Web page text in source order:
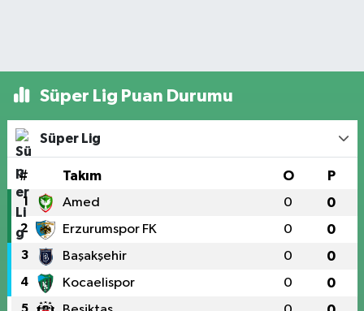
Süper Lig Puan Durumu
Süper Lig
# Takım O P
1 Amed 0 0
2 Erzurumspor FK 0 0
3 Başakşehir 0 0
4 Kocaelispor 0 0